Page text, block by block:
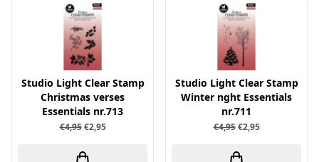
Studio Light
Te Gekke Krijtjes
The Paper Boutique
Tombow
Totally - Tiffany
Vaessen Creative
Studio Light Clear Stamp
Christmas verses
Essentials nr.713
€4,95€2,95
Studio Light Clear Stamp
Winter nght Essentials
nr.711
€4,95€2,95